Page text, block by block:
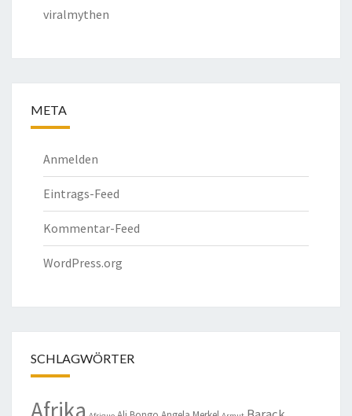
viralmythen
META
Anmelden
Eintrags-Feed
Kommentar-Feed
WordPress.org
SCHLAGWÖRTER